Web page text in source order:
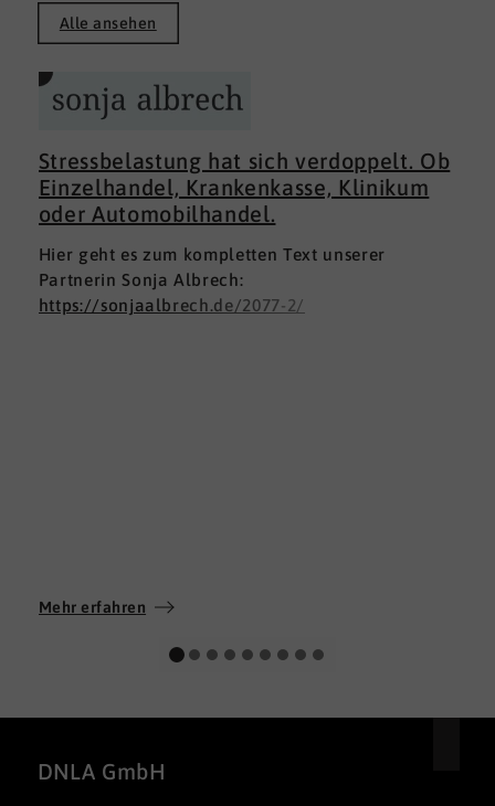
Alle ansehen
Stressbelastung hat sich verdoppelt. Ob
Einzelhandel, Krankenkasse, Klinikum
oder Automobilhandel.
Hier geht es zum kompletten Text unserer
Partnerin Sonja Albrech:
https://sonjaalbrech.de/2077-2/
Mehr erfahren
DNLA GmbH